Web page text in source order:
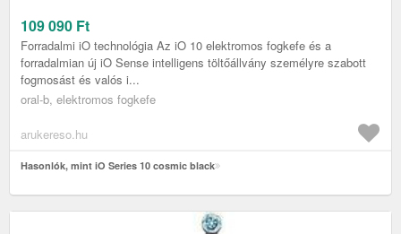
109 090 Ft
Forradalmi iO technológia Az iO 10 elektromos fogkefe és a
forradalmian új iO Sense intelligens töltőállvány személyre szabott
fogmosást és valós i...
oral-b, elektromos fogkefe
arukereso.hu
Hasonlók, mint iO Series 10 cosmic black